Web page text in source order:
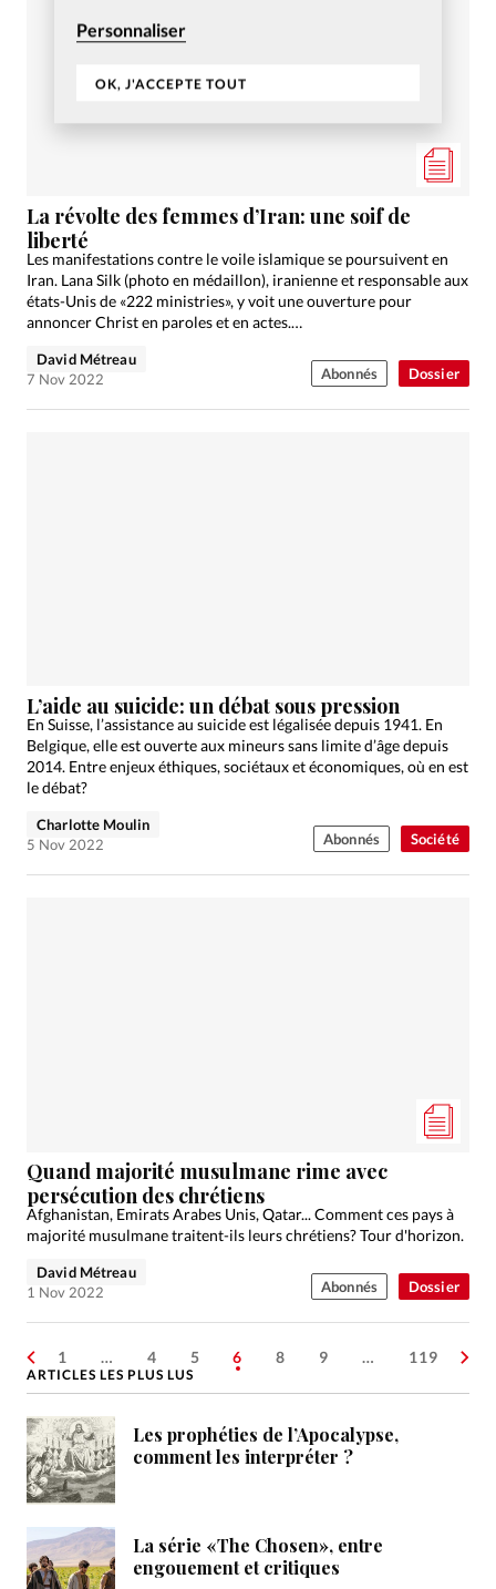
Personnaliser
OK, J'ACCEPTE TOUT
Dossier
La révolte des femmes d’Iran: une soif de
liberté
Les manifestations contre le voile islamique se poursuivent en
Iran. Lana Silk (photo en médaillon), iranienne et responsable aux
états-Unis de «222 ministries», y voit une ouverture pour
annoncer Christ en paroles et en actes.…
David Métreau
7 Nov 2022
Abonnés
Société
L’aide au suicide: un débat sous pression
En Suisse, l’assistance au suicide est légalisée depuis 1941. En
Belgique, elle est ouverte aux mineurs sans limite d’âge depuis
2014. Entre enjeux éthiques, sociétaux et économiques, où en est
le débat?
Charlotte Moulin
5 Nov 2022
Abonnés
Dossier
Quand majorité musulmane rime avec
persécution des chrétiens
Afghanistan, Emirats Arabes Unis, Qatar... Comment ces pays à
majorité musulmane traitent-ils leurs chrétiens? Tour d'horizon.
David Métreau
1 Nov 2022
Abonnés
1 … 4 5 6 8 9 … 119
ARTICLES LES PLUS LUS
Les prophéties de l’Apocalypse,
comment les interpréter ?
La série «The Chosen», entre
engouement et critiques